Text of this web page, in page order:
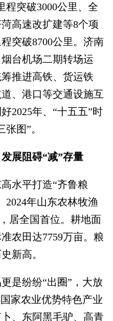
程突破3000公里、全
高速改扩建等8个项
突破8700公里。济南
台机场二期转场运
推进高铁、货运铁
、港口等交通设施互
2025年、“十五五”时
图”。
展阻碍“减”存量
水平打造“齐鲁粮
2024年山东农林牧渔
居全国首位。耕地面
农田达7759万亩。粮
新高。
纷纷“出圈”，大放
家农业优势特色产业
、东阿黑毛驴、高青